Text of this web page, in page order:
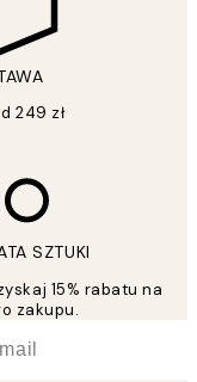
249 zł
SZTUKI
15% rabatu na
zakupu.